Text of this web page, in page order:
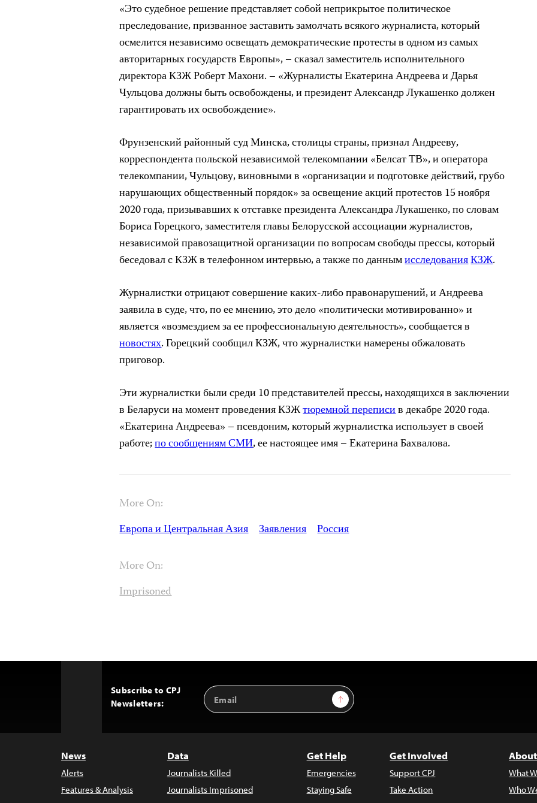
«Это судебное решение представляет собой неприкрытое политическое
преследование, призванное заставить замолчать всякого журналиста, который
осмелится независимо освещать демократические протесты в одном из самых
авторитарных государств Европы», – сказал заместитель исполнительного
директора КЗЖ Роберт Махони. – «Журналисты Екатерина Андреева и Дарья
Чульцова должны быть освобождены, и президент Александр Лукашенко должен
гарантировать их освобождение».
Фрунзенский районный суд Минска, столицы страны, признал Андрееву,
корреспондента польской независимой телекомпании «Белсат ТВ», и оператора
телекомпании, Чульцову, виновными в «организации и подготовке действий, грубо
нарушающих общественный порядок» за освещение акций протестов 15 ноября
2020 года, призывавших к отставке президента Александра Лукашенко, по словам
Бориса Горецкого, заместителя главы Белорусской ассоциации журналистов,
независимой правозащитной организации по вопросам свободы прессы, который
беседовал с КЗЖ в телефонном интервью, а также по даннымисследованияКЗЖ.
Журналистки отрицают совершение каких-либо правонарушений, и Андреева
заявила в суде, что, по ее мнению, это дело «политически мотивированно» и
является «возмездием за ее профессиональную деятельность», сообщается в
новостях. Горецкий сообщил КЗЖ, что журналистки намерены обжаловать
приговор.
Эти журналистки были среди 10 представителей прессы, находящихся в заключении
в Беларуси на момент проведения КЗЖтюремной переписив декабре 2020 года.
«Екатерина Андреева» – псевдоним, который журналистка использует в своей
работе;по сообщениям СМИ, ее настоящее имя – Екатерина Бахвалова.
More On:
Европа и Центральная Азия Заявления Россия
More On:
Imprisoned
Subscribe to CPJ
Newsletters:
Email
Address
Sign Up
News
Alerts
Features & Analysis
Data
Journalists Killed
Journalists Imprisoned
Get Help
Emergencies
Staying Safe
Get Involved
Support CPJ
Take Action
What
Who